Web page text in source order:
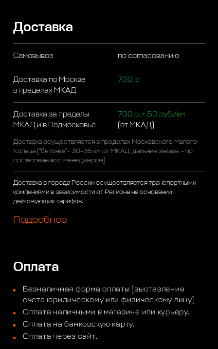
Доставка
Самовывоз по согласованию
Доставка по Москве
в пределах МКАД
700 р
Доставка за пределы
МКАД и в Подмосковье
700 р. + 50 руб./км
(от МКАД)
Доставка осуществляется в пределах Московского Малого
Кольца ("бетонка"- 30-35 км от МКАД, дальние заказы - по
согласованию с менеджером)
Доставка в города России осуществляется транспортными
компаниями в зависимости от Региона на основании
действующих тарифов.
Подробнее
Оплата
Безналичная форма оплаты (выставление
счета юридическому или физическому лицу)
Оплата наличными в магазине или курьеру.
Оплата на банковскую карту.
Оплата через сайт.